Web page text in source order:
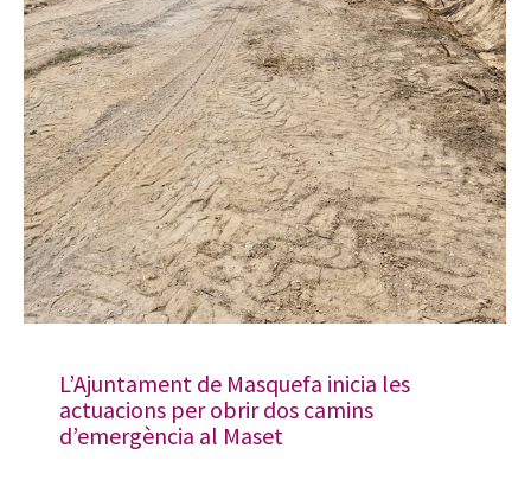
L’Ajuntament de Masquefa inicia les
actuacions per obrir dos camins
d’emergència al Maset